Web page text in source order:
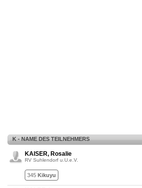
K - NAME DES TEILNEHMERS
KAISER, Rosalie
RV Suhlendorf u.U.e.V.
345 Kikuyu